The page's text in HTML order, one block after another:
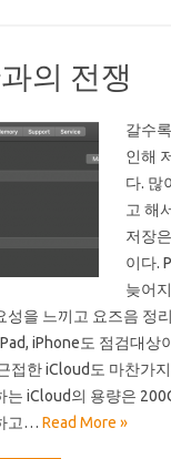
의 전쟁
갈수
인해
다. 많
고 해
저장
이다.
늦어
성을 느끼고 요즈음 정
iPhone도 점검대상
접한 iCloud도 마찬가
는 iCloud의 용량은
고… Read More »